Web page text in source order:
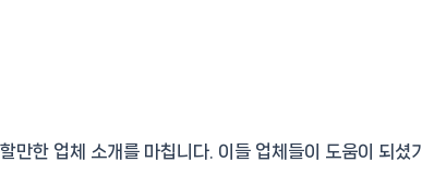
만한 업체 소개를 마칩니다. 이들 업체들이 도움이 되셨